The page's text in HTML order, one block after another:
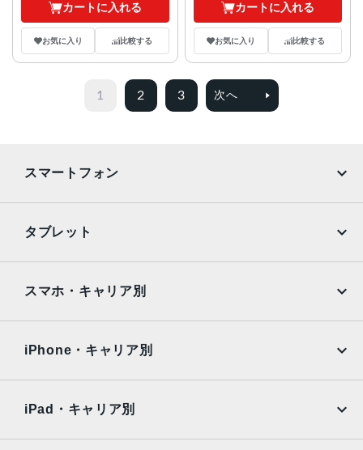
カートに入れる
お気に入り 比較する
カートに入れる
お気に入り 比較する
1 2 3 次へ
スマートフォン
AQUOS
OPPO Android
タブレット
Surface
Xiaomi Tablet
スマホ・キャリア別
Ymobile
UQmobile
iPhone・キャリア別
iPad・キャリア別